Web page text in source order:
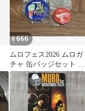
¥666
ムロフェス2026 ムロガ
チャ 缶バッジセット 2
個 缶バッチ